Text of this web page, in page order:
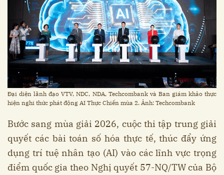
Đại diện lãnh đạo VTV, NDC, NDA, Techcombank và Ban giám khảo thực
hiện nghi thức phát động AI Thực Chiến mùa 2. Ảnh: Techcombank
Bước sang mùa giải 2026, cuộc thi tập trung giải
quyết các bài toán số hóa thực tế, thúc đẩy ứng
dụng trí tuệ nhân tạo (AI) vào các lĩnh vực trọng
điểm quốc gia theo Nghị quyết 57-NQ/TW của Bộ